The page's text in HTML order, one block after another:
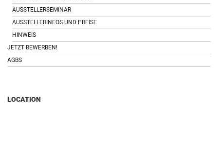
AUSSTELLERSEMINAR
AUSSTELLERINFOS UND PREISE
HINWEIS
JETZT BEWERBEN!
AGBS
LOCATION